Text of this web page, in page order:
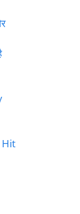
Hit